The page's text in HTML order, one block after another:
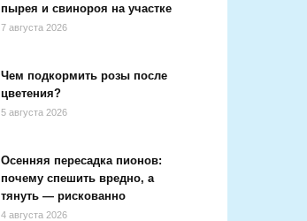
пырея и свинороя на участке
7 августа 2026
Чем подкормить розы после
цветения?
5 августа 2026
Осенняя пересадка пионов:
почему спешить вредно, а
тянуть — рискованно
4 августа 2026